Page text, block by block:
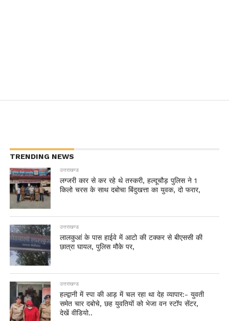
TRENDING NEWS
उत्तराखण्ड
लग्जरी कार से कर रहे थे तस्करी, हल्दूचौड़ पुलिस ने 1
किलो चरस के साथ दबोचा बिंदुखत्ता का युवक, दो फरार,
उत्तराखण्ड
लालकुआं के पास हाईवे में आटो की टक्कर से बीएससी की
छात्रा घायल, पुलिस मौके पर,
उत्तराखण्ड
हल्द्वानी में स्पा की आड़ में चल रहा था देह व्यापार:- युवती
समेत चार दबोचे, छह युवतियों को भेजा वन स्टॉप सेंटर,
देखें वीडियो..